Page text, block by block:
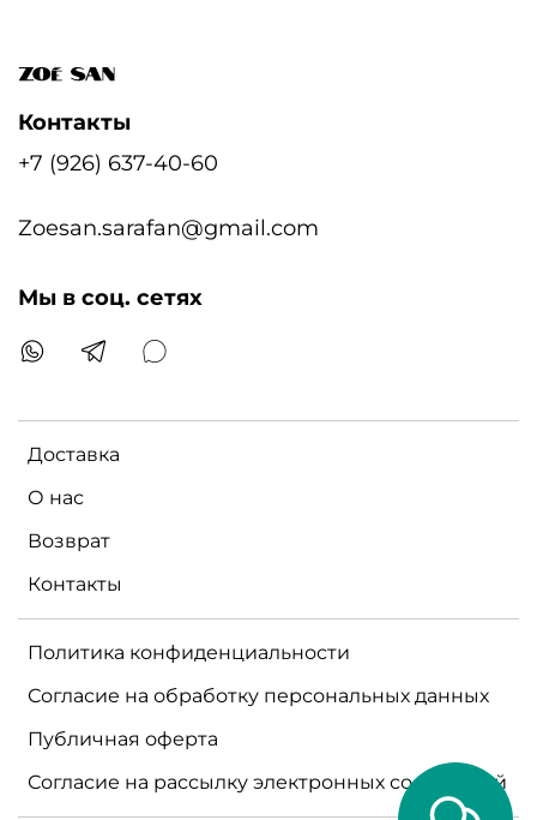
Доставка
О нас
Возврат
Контакты
Политика конфиденциальности
Согласие на обработку персональных данных
Публичная оферта
Согласие на рассылку электронных сообщений
Контакты
+7 (926) 637-40-60
Zoesan.sarafan@gmail.com
Мы в соц. сетях